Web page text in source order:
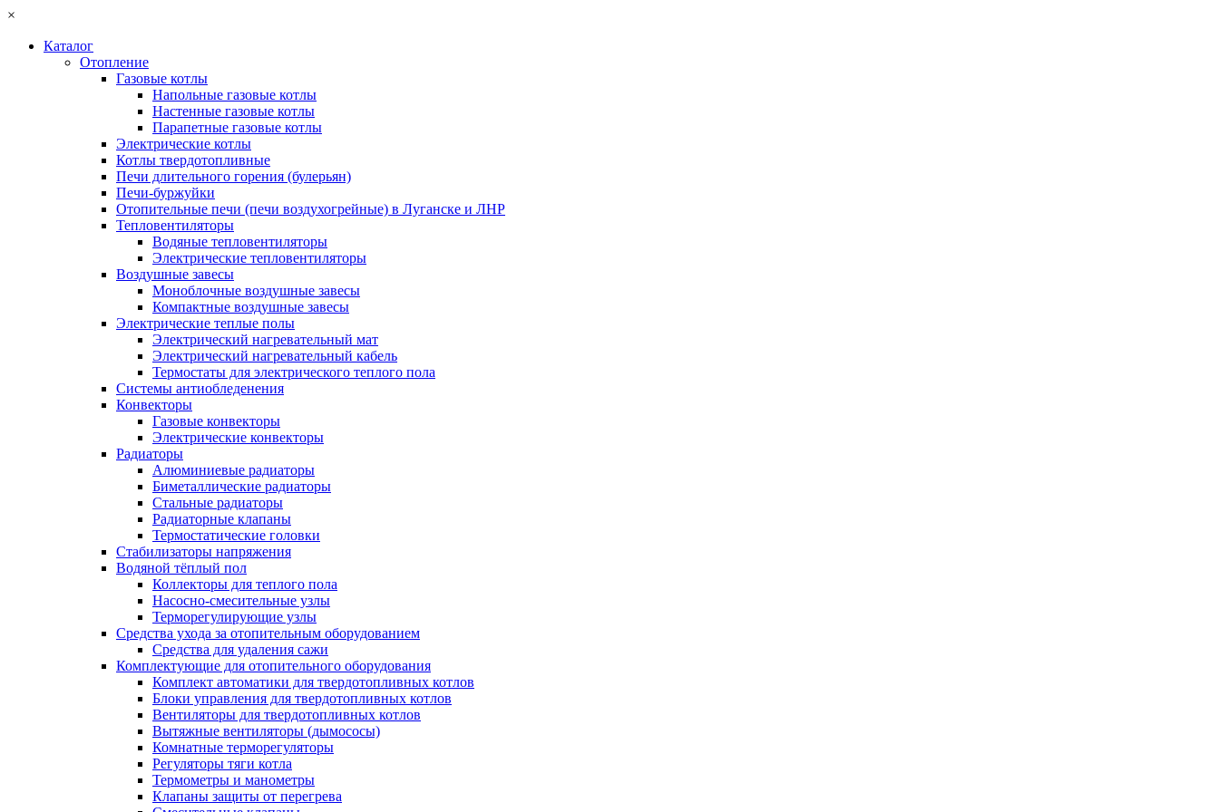
×
Каталог
Отопление
Газовые котлы
Напольные газовые котлы
Настенные газовые котлы
Парапетные газовые котлы
Электрические котлы
Котлы твердотопливные
Печи длительного горения (булерьян)
Печи-буржуйки
Отопительные печи (печи воздухогрейные) в Луганске и ЛНР
Тепловентиляторы
Водяные тепловентиляторы
Электрические тепловентиляторы
Воздушные завесы
Моноблочные воздушные завесы
Компактные воздушные завесы
Электрические теплые полы
Электрический нагревательный мат
Электрический нагревательный кабель
Термостаты для электрического теплого пола
Системы антиобледенения
Конвекторы
Газовые конвекторы
Электрические конвекторы
Радиаторы
Алюминиевые радиаторы
Биметаллические радиаторы
Стальные радиаторы
Радиаторные клапаны
Термостатические головки
Стабилизаторы напряжения
Водяной тёплый пол
Коллекторы для теплого пола
Насосно-смесительные узлы
Терморегулирующие узлы
Средства ухода за отопительным оборудованием
Средства для удаления сажи
Комплектующие для отопительного оборудования
Комплект автоматики для твердотопливных котлов
Блоки управления для твердотопливных котлов
Вентиляторы для твердотопливных котлов
Вытяжные вентиляторы (дымососы)
Комнатные терморегуляторы
Регуляторы тяги котла
Термометры и манометры
Клапаны защиты от перегрева